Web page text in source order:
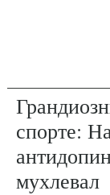
спорте:
мухлевал